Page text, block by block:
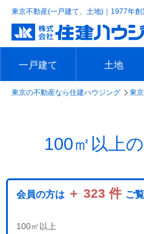
東京不動産(一戸建て、土地)｜1977年
一戸建て
エリアで探す
沿線で探す
新築一戸建て
中古一戸建て
本日の新着物件
今週の新着物件
土地
エリアで探す
沿線で探す
本日の新着物
今週の新着物
東京の不動産なら住建ハウジング 東
100㎡以上
会員の方は ＋ 323 件 ご
100㎡以上